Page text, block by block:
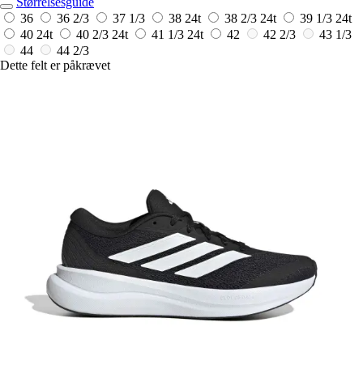
36
36 2/3 37 1/3 38 24t 38 2/3 24t 39 1/3 24t
40 24t 40 2/3 24t 41 1/3 24t 42 42 2/3
43 1/3
44
44 2/3
Dette felt er påkrævet